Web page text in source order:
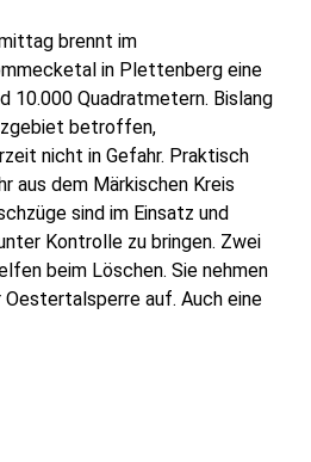
brennt im
in Plettenberg eine
10.000 Quadratmetern. Bislang
betroffen,
nicht in Gefahr. Praktisch
aus dem Märkischen Kreis
sind im Einsatz und
Kontrolle zu bringen. Zwei
beim Löschen. Sie nehmen
Oestertalsperre auf. Auch eine